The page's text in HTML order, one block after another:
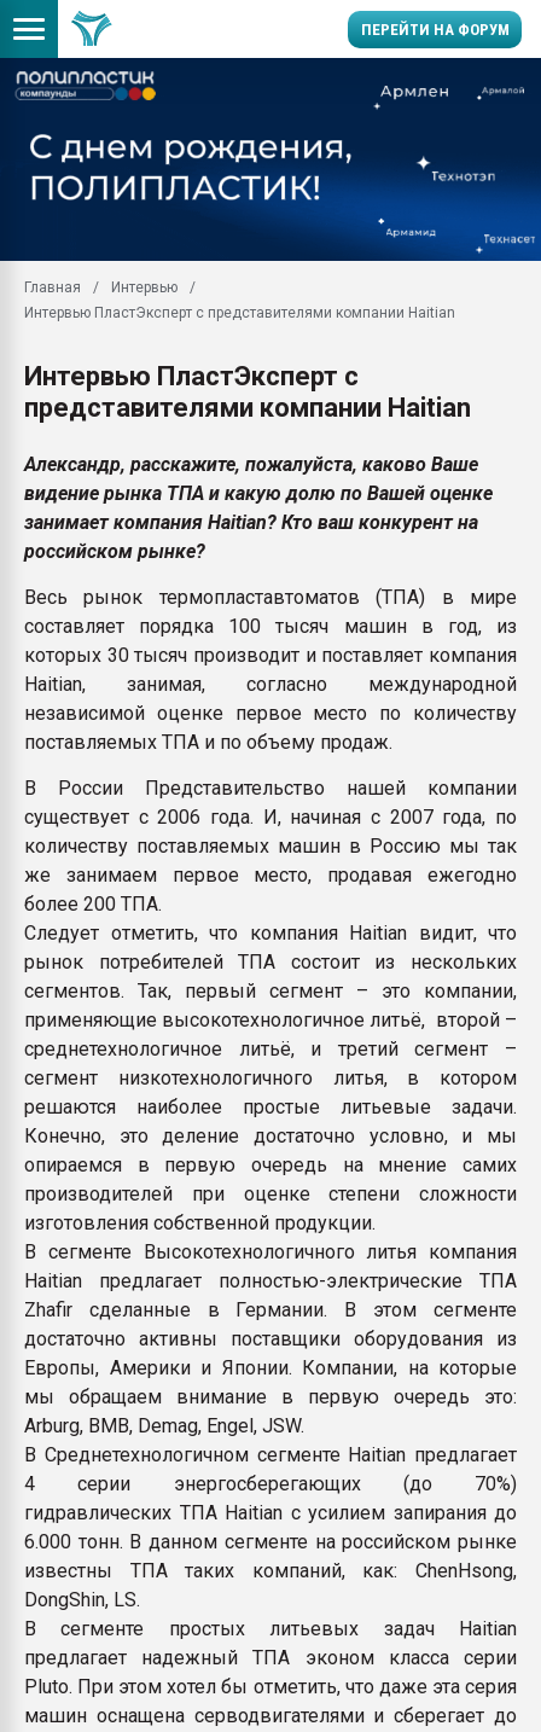
ПЕРЕЙТИ НА ФОРУМ
заводу пластмасс"
28.07.2026
пластмасс
28.07.2026
ситуацией на
ПЕРЕЙТИ НА
Главная
Интервью
Интервью ПластЭксперт с представителями компании Haitian
Интервью ПластЭксперт с
представителями компании Haitian
Александр, расскажите, пожалуйста, каково Ваше
видение рынка ТПА и какую долю по Вашей оценке
занимает компания Haitian? Кто ваш конкурент на
российском рынке?
Весь рынок термопластавтоматов (ТПА) в мире
составляет порядка 100 тысяч машин в год, из
которых 30 тысяч производит и поставляет компания
Haitian, занимая, согласно международной
независимой оценке первое место по количеству
поставляемых ТПА и по объему продаж.
В России Представительство нашей компании
существует с 2006 года. И, начиная с 2007 года, по
количеству поставляемых машин в Россию мы так
же занимаем первое место, продавая ежегодно
более 200 ТПА.
Следует отметить, что компания Haitian видит, что
рынок потребителей ТПА состоит из нескольких
сегментов. Так, первый сегмент – это компании,
применяющие высокотехнологичное литьё, второй –
среднетехнологичное литьё, и третий сегмент –
сегмент низкотехнологичного литья, в котором
решаются наиболее простые литьевые задачи.
Конечно, это деление достаточно условно, и мы
опираемся в первую очередь на мнение самих
производителей при оценке степени сложности
изготовления собственной продукции.
В сегменте Высокотехнологичного литья компания
Haitian предлагает полностью-электрические ТПА
Zhafir сделанные в Германии. В этом сегменте
достаточно активны поставщики оборудования из
Европы, Америки и Японии. Компании, на которые
мы обращаем внимание в первую очередь это:
Arburg, BMB, Demag, Engel, JSW.
В Среднетехнологичном сегменте Haitian предлагает
4 серии энергосберегающих (до 70%)
гидравлических ТПА Haitian с усилием запирания до
6.000 тонн. В данном сегменте на российском рынке
известны ТПА таких компаний, как: ChenHsong,
DongShin, LS.
В сегменте простых литьевых задач Haitian
предлагает надежный ТПА эконом класса серии
Pluto. При этом хотел бы отметить, что даже эта серия
машин оснащена серводвигателями и сберегает до